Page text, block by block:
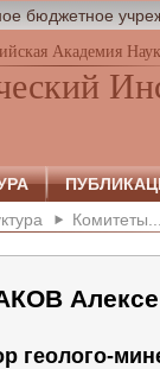
бюджетное
Академия Наук
геолого-